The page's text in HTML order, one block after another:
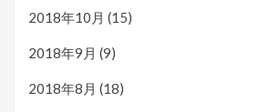
2018年10月 (15)
2018年9月 (9)
2018年8月 (18)